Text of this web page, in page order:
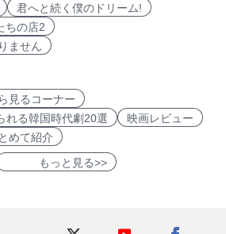
君へと続く僕のドリーム!
ちの店2
ません
見るコーナー
れる韓国時代劇20選
映画レビュー
めて紹介
もっと見る>>